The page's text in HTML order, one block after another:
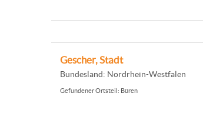
Gescher, Stadt
Bundesland: Nordrhein-Westfalen
Gefundener Ortsteil: Büren